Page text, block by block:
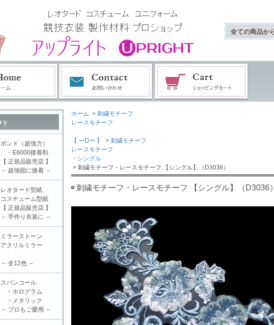
ホーム > 刺繍モチーフ
レースモチーフ
【 ーDー 】 > 刺繍モチーフ
レースモチーフ
・シングル
> 刺繍モチーフ・レースモチーフ 【シングル】（D3036）
刺繍モチーフ・レースモチーフ 【シングル】（D3036）
ボンド（超強力）
・E6000接着剤
【 正規品販売店 】
－ 超強固に接着 －
レオタード型紙
コスチューム型紙
【 正規品販売店 】
－ 手作り衣装に －
ミラーストーン
アクリルミラー
－ 全12色 －
スパンコール
・ホログラム
・メタリック
－ プロもご愛用 －